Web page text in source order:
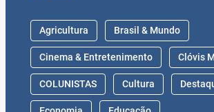
Agricultura Brasil & Mundo
Cinema & Entretenimento Clóvis
COLUNISTAS Cultura